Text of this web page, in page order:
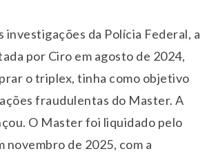
investigações da Polícia Federal, a
por Ciro em agosto de 2024,
o triplex, tinha como objetivo
fraudulentas do Master. A
O Master foi liquidado pelo
novembro de 2025, com a